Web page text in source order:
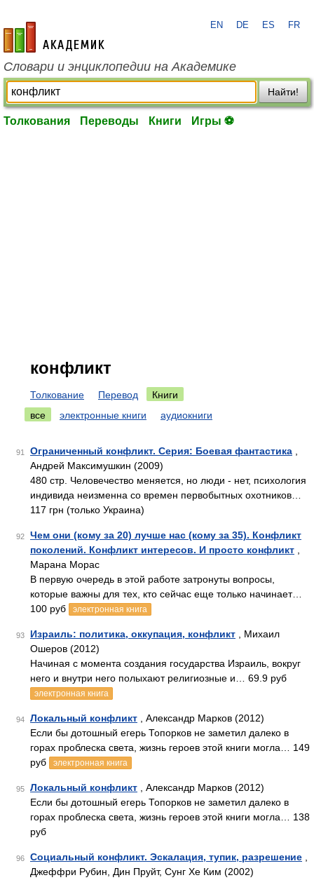
academic.ru
EN DE ES FR
Словари и энциклопедии на Академике
Найти!
Толкования Переводы Книги Игры ⚽
конфликт
Толкование Перевод
Книги
все
электронные книги аудиокниги
91 Ограниченный конфликт. Серия: Боевая фантастика
Андрей Максимушкин (2009)
480 стр. Человечество меняется, но люди - нет, психология
индивида неизменна со времен первобытных охотников…
117 грн (только Украина)
92
Чем они (кому за 20) лучше нас (кому за 35). Конфликт
поколений. Конфликт интересов. И просто конфликт
Марана Морас
В первую очередь в этой работе затронуты вопросы,
которые важны для тех, кто сейчас еще только начинает…
100 руб
электронная книга
93 Израиль: политика, оккупация, конфликт , Михаил
Ошеров (2012)
Начиная с момента создания государства Израиль, вокруг
него и внутри него полыхают религиозные и… 69.9 руб
электронная книга
94 Локальный конфликт , Александр Марков (2012)
Если бы дотошный егерь Топорков не заметил далеко в
горах проблеска света, жизнь героев этой книги могла… 149
руб
электронная книга
95 Локальный конфликт , Александр Марков (2012)
Если бы дотошный егерь Топорков не заметил далеко в
горах проблеска света, жизнь героев этой книги могла… 138
руб
96 Социальный конфликт. Эскалация, тупик, разрешение
Джеффри Рубин, Дин Пруйт, Сунг Хе Ким (2002)